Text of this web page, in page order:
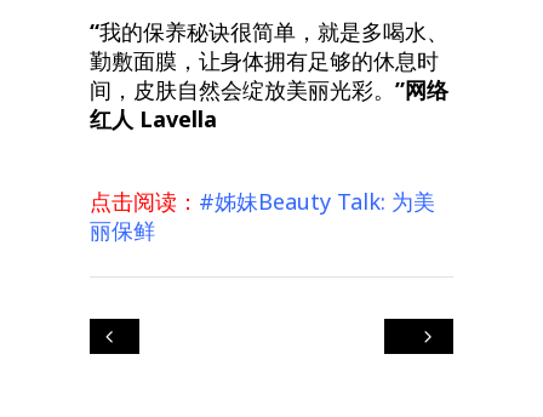
“我的保养秘诀很简单，就是多喝水、
勤敷面膜，让身体拥有足够的休息时
间，皮肤自然会绽放美丽光彩。 ”网络
红人 Lavella
点击阅读： #姊妹Beauty Talk: 为美
丽保鲜